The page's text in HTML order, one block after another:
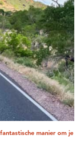
manier om je